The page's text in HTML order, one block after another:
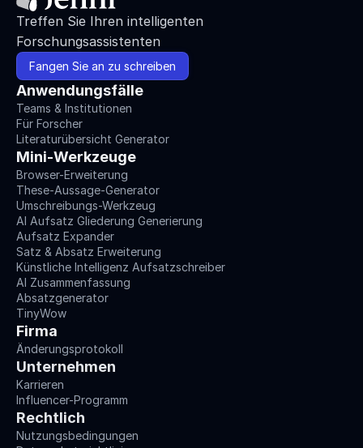
Treffen Sie Ihren intelligenten
Forschungsassistenten
Fangen Sie an zu schreiben
Anwendungsfälle
Teams & Institutionen
Für Forscher
Literaturübersicht Generator
Mini-Werkzeuge
Browser-Erweiterung
These-Aussage-Generator
Umschreibungs-Werkzeug
AI Aufsatz Gliederung Generierung
Aufsatz Expander
Satz & Absatz Erweiterung
Künstliche Intelligenz Aufsatzschreiber
AI Zusammenfassung
Absatzgenerator
TinyWow
Firma
Änderungsprotokoll
Unternehmen
Karrieren
Influencer-Programm
Rechtlich
Nutzungsbedingungen